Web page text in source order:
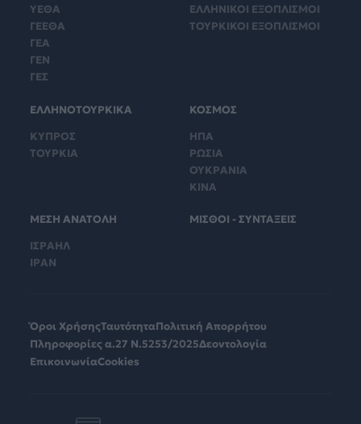
ΥΕΘΑ
ΓΕΕΘΑ
ΓΕΑ
ΓΕΝ
ΓΕΣ
ΕΛΛΗΝΙΚΟΙ ΕΞΟΠΛΙΣΜΟΙ
ΤΟΥΡΚΙΚΟΙ ΕΞΟΠΛΙΣΜΟΙ
ΕΛΛΗΝΟΤΟΥΡΚΙΚΑ
ΚΥΠΡΟΣ
ΤΟΥΡΚΙΑ
ΚΟΣΜΟΣ
ΗΠΑ
ΡΩΣΙΑ
ΟΥΚΡΑΝΙΑ
ΚΙΝΑ
ΜΕΣΗ ΑΝΑΤΟΛΗ
ΙΣΡΑΗΛ
ΙΡΑΝ
ΜΙΣΘΟΙ - ΣΥΝΤΑΞΕΙΣ
Όροι ΧρήσηςΤαυτότηταΠολιτική Απορρήτου
Πληροφορίες α.27 Ν.5253/2025Δεοντολογία
ΕπικοινωνίαCookies